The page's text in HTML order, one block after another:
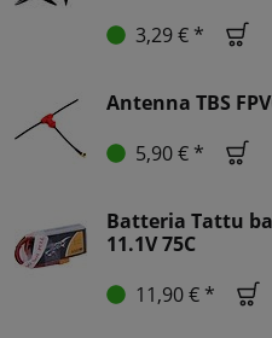
3,29 € *
Antenna TBS
5,90 € *
Batteria Tattu
11.1V 75C
11,90 € *